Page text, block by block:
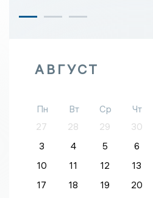
АВГУСТ
Пн Вт Ср Чт
27
28 29 30
3
4 5 6
10
11 12 13
17
18 19 20